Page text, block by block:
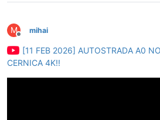
M
Deconectat
mihai
[11 FEB 2026] AUTOSTRADA A0
CERNICA 4K!!